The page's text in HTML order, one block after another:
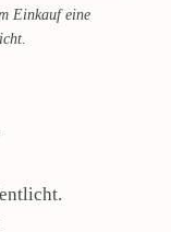
Einkauf eine